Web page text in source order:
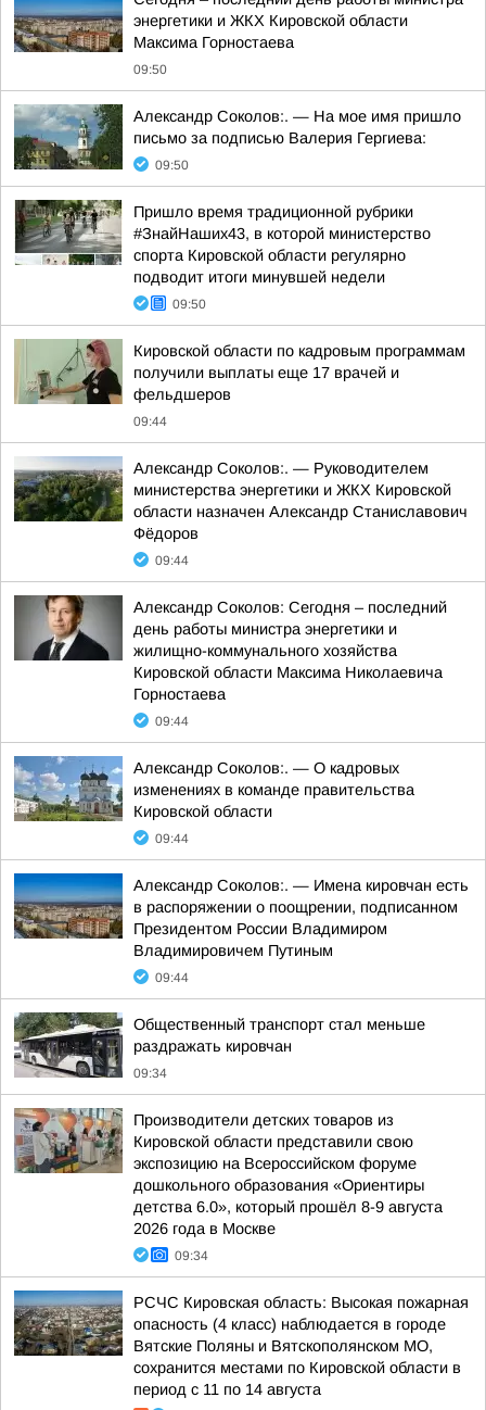
энергетики и ЖКХ Кировской области
Максима Горностаева
09:50
Александр Соколов:. — На мое имя пришло
письмо за подписью Валерия Гергиева:
09:50
Пришло время традиционной рубрики
#ЗнайНаших43, в которой министерство
спорта Кировской области регулярно
подводит итоги минувшей недели
09:50
Кировской области по кадровым программам
получили выплаты еще 17 врачей и
фельдшеров
09:44
Александр Соколов:. — Руководителем
министерства энергетики и ЖКХ Кировской
области назначен Александр Станиславович
Фёдоров
09:44
Александр Соколов: Сегодня – последний
день работы министра энергетики и
жилищно-коммунального хозяйства
Кировской области Максима Николаевича
Горностаева
09:44
Александр Соколов:. — О кадровых
изменениях в команде правительства
Кировской области
09:44
Александр Соколов:. — Имена кировчан есть
в распоряжении о поощрении, подписанном
Президентом России Владимиром
Владимировичем Путиным
09:44
Общественный транспорт стал меньше
раздражать кировчан
09:34
Производители детских товаров из
Кировской области представили свою
экспозицию на Всероссийском форуме
дошкольного образования «Ориентиры
детства 6.0», который прошёл 8-9 августа
2026 года в Москве
09:34
РСЧС Кировская область: Высокая пожарная
опасность (4 класс) наблюдается в городе
Вятские Поляны и Вятскополянском МО,
сохранится местами по Кировской области в
период с 11 по 14 августа